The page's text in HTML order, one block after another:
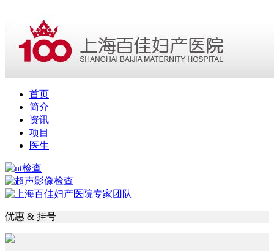
首页
简介
资讯
项目
医生
优惠 & 挂号